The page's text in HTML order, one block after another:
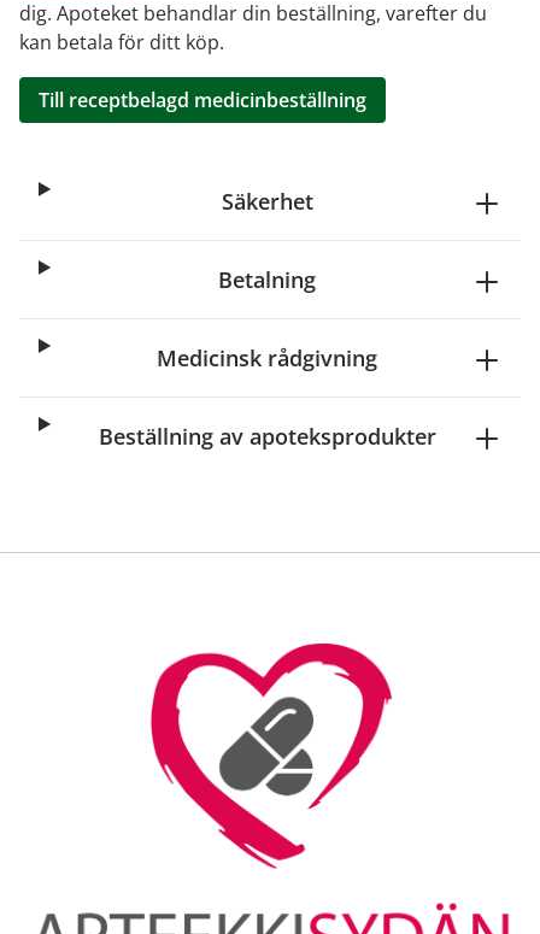
dig. Apoteket behandlar din beställning, varefter du
kan betala för ditt köp.
Till receptbelagd medicinbeställning
Säkerhet
Betalning
Medicinsk rådgivning
Beställning av apoteksprodukter